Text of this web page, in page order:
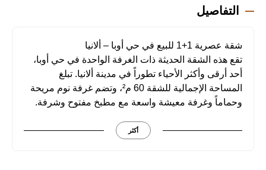
التفاصيل
شقة عصرية 1+1 للبيع في حي أوبا – ألانيا
تقع هذه الشقة الحديثة ذات الغرفة الواحدة في حي أوبا،
أحد أرقى وأكثر الأحياء تطوراً في مدينة ألانيا. تبلغ
المساحة الإجمالية للشقة 60 م²، وتضم غرفة نوم مريحة
وحماماً وغرفة معيشة واسعة مع مطبخ مفتوح وشرفة.
عقاري مربح أو إقامة مريحة بالقرب من البحر.
أكثر